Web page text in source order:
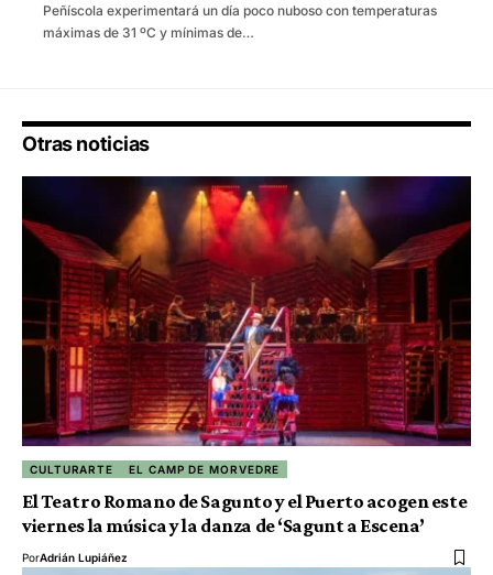
Peñíscola experimentará un día poco nuboso con temperaturas
máximas de 31 ºC y mínimas de…
Otras noticias
CULTURARTE EL CAMP DE MORVEDRE
El Teatro Romano de Sagunto y el Puerto acogen este
viernes la música y la danza de ‘Sagunt a Escena’
PorAdrián Lupiáñez